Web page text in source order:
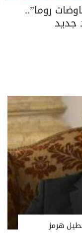
روما”..
جديد
هرمز